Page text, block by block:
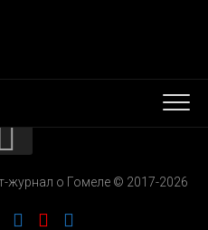
журнал о Гомеле © 2017-2026